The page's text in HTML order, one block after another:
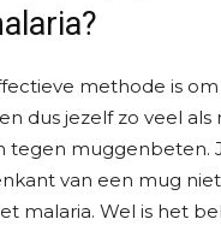
methode is
dus jezelf zo veel als
tegen muggenbeten.
van een mug
malaria. Wel is het